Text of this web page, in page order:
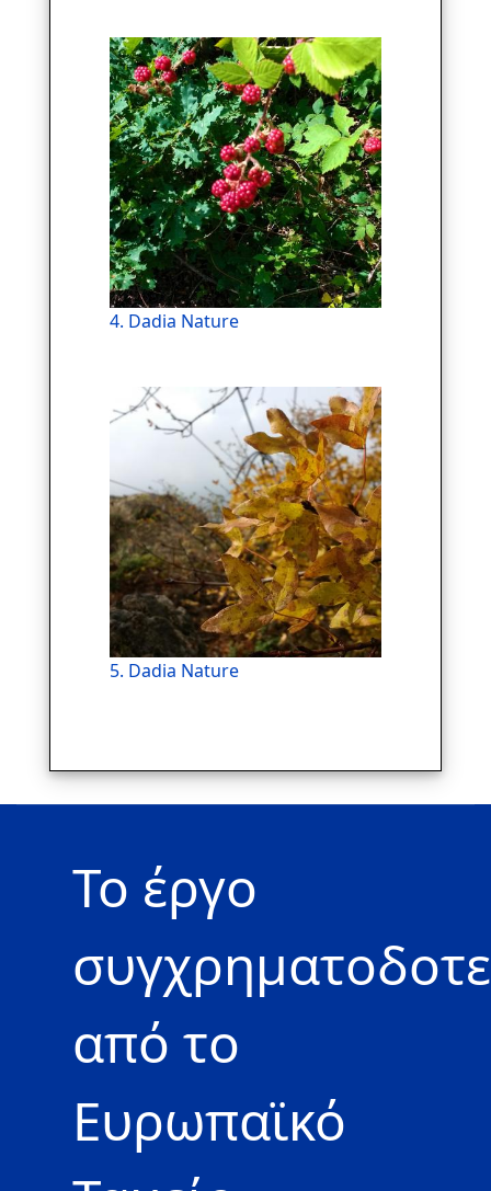
4. Dadia Nature
5. Dadia Nature
Το έργο
από το
Ευρωπαϊκό